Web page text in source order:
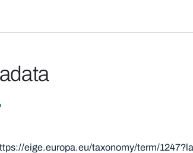
eige.europa.eu/taxonomy/term/